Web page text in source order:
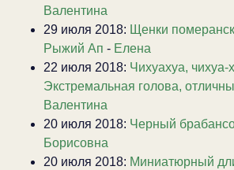
Валентина
29 июля 2018: Щенки
Рыжий Ап - Елена
22 июля 2018: Чихуахуа, чихуа-
Экстремальная голова,
Валентина
20 июля 2018: Черный
Борисовна
20 июля 2018: Миниатюрный